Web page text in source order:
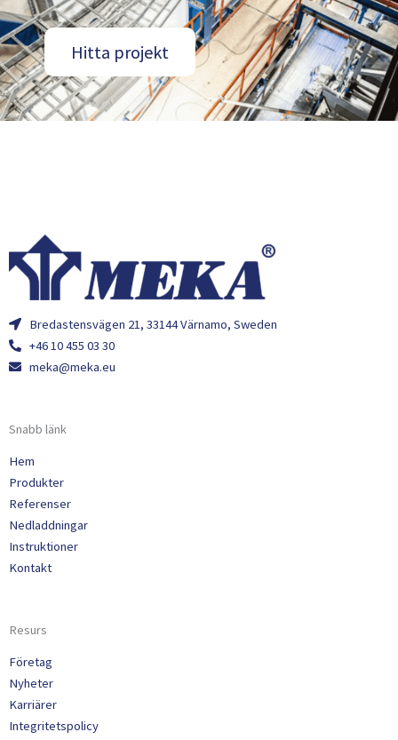
Hitta projekt
Bredastensvägen 21, 33144 Värnamo, Sweden
+46 10 455 03 30
meka@meka.eu
Snabb länk
Hem
Produkter
Referenser
Nedladdningar
Instruktioner
Kontakt
Resurs
Företag
Nyheter
Karriärer
Integritetspolicy